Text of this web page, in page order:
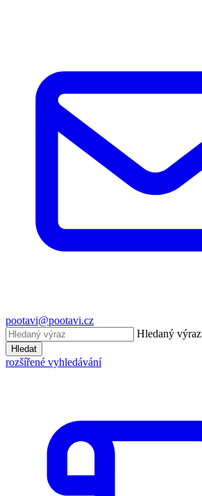
pootavi@pootavi.cz
Hledaný výraz
Hledat
rozšířené vyhledávání